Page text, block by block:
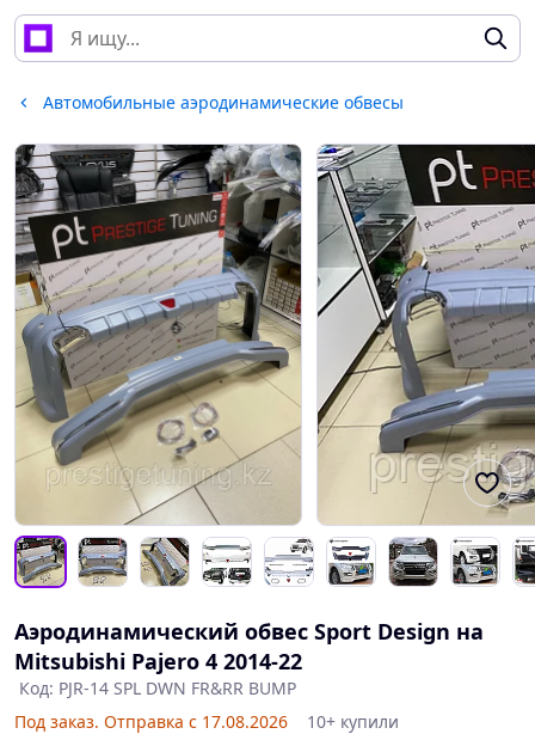
Автомобильные аэродинамические обвесы
Аэродинамический обвес Sport Design на
Mitsubishi Pajero 4 2014-22
Код: PJR-14 SPL DWN FR&RR BUMP
Под заказ. Отправка с 17.08.2026
10+ купили